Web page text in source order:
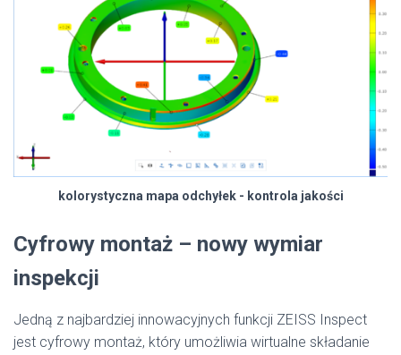
kolorystyczna mapa odchyłek - kontrola jakości
Cyfrowy montaż – nowy wymiar
inspekcji
Jedną z najbardziej innowacyjnych funkcji ZEISS Inspect
jest cyfrowy montaż, który umożliwia wirtualne składanie